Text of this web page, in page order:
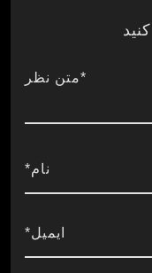
*متن نظر
نام*
ایمیل*